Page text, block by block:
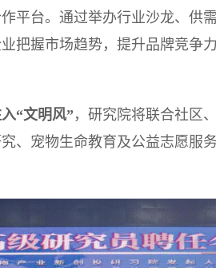
平台。通过举办行业沙龙、供
把握市场趋势，提升品牌竞争
“文明风” ，研究院将联合社区
、宠物生命教育及公益志愿服